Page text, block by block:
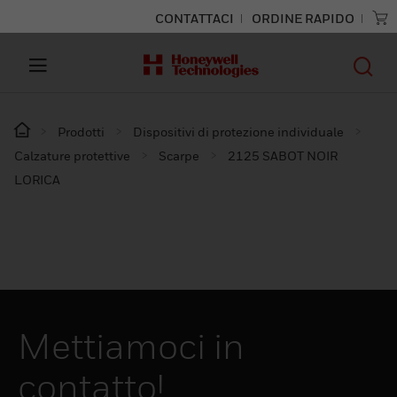
CONTATTACI ORDINE RAPIDO
Prodotti
Dispositivi di protezione individuale
Calzature protettive
Scarpe
2125 SABOT NOIR
LORICA
Mettiamoci in
contatto!